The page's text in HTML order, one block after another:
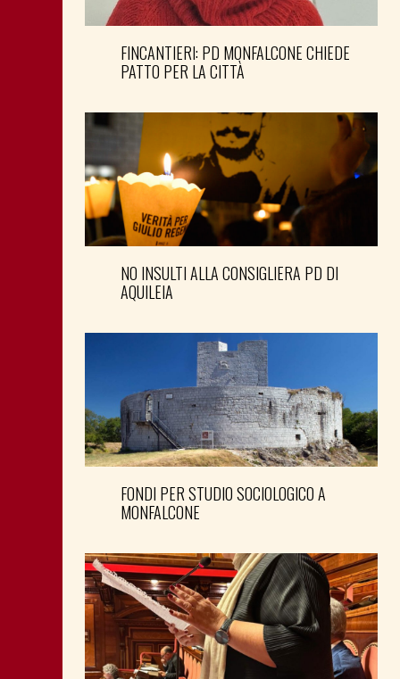
FINCANTIERI: PD MONFALCONE CHIEDE
PATTO PER LA CITTÀ
NO INSULTI ALLA CONSIGLIERA PD DI
AQUILEIA
FONDI PER STUDIO SOCIOLOGICO A
MONFALCONE